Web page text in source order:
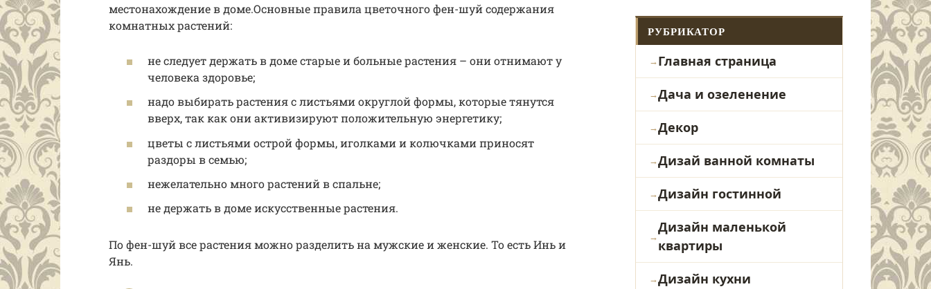
местонахождение в доме.Основные правила цветочного фен-шуй содержания
комнатных растений:
не следует держать в доме старые и больные растения – они отнимают у
человека здоровье;
надо выбирать растения с листьями округлой формы, которые тянутся
вверх, так как они активизируют положительную энергетику;
цветы с листьями острой формы, иголками и колючками приносят
раздоры в семью;
нежелательно много растений в спальне;
не держать в доме искусственные растения.
По фен-шуй все растения можно разделить на мужские и женские. То есть Инь и
Янь.
РУБРИКАТОР
Главная страница
Дача и озеленение
Декор
Дизай ванной комнаты
Дизайн гостинной
Дизайн маленькой
квартиры
Дизайн кухни